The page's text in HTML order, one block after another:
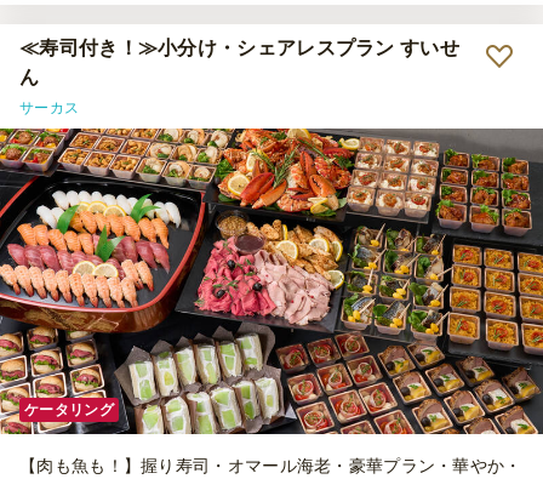
≪寿司付き！≫小分け・シェアレスプラン すいせ
ん
サーカス
ケータリング
【肉も魚も！】握り寿司・オマール海老・豪華プラン・華やか・